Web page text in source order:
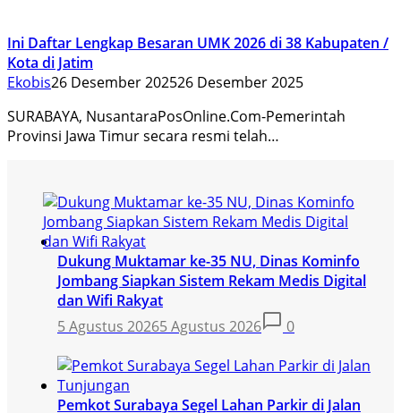
Ini Daftar Lengkap Besaran UMK 2026 di 38 Kabupaten /
Kota di Jatim
Ekobis26 Desember 202526 Desember 2025
SURABAYA, NusantaraPosOnline.Com-Pemerintah
Provinsi Jawa Timur secara resmi telah…
Dukung Muktamar ke-35 NU, Dinas Kominfo
Jombang Siapkan Sistem Rekam Medis Digital
dan Wifi Rakyat
5 Agustus 20265 Agustus 2026 0
Pemkot Surabaya Segel Lahan Parkir di Jalan